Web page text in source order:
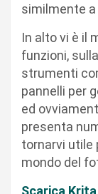
similmente a
In alto vi è il
funzioni,
strumenti
pannelli per
ed
presenta
tornarvi utile
mondo del
Scarica Krita